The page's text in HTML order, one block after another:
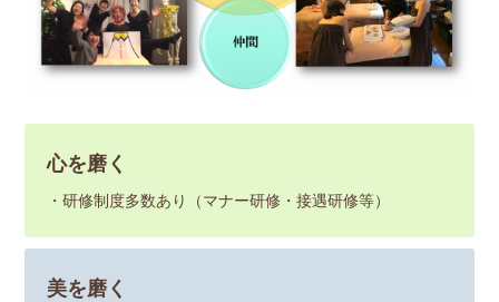
心を磨く
・研修制度多数あり（マナー研修・接遇研修等）
美を磨く